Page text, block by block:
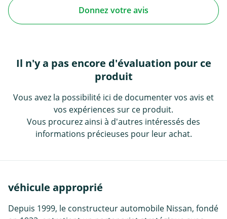
Donnez votre avis
Il n'y a pas encore d'évaluation pour ce
produit
Vous avez la possibilité ici de documenter vos avis et
vos expériences sur ce produit.
Vous procurez ainsi à d'autres intéressés des
informations précieuses pour leur achat.
véhicule approprié
Depuis 1999, le constructeur automobile Nissan, fondé